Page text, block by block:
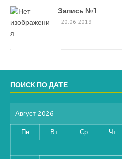
Запись №1
20.06.2019
ПОИСК ПО ДАТЕ
Август 2026
Пн Вт Ср Чт